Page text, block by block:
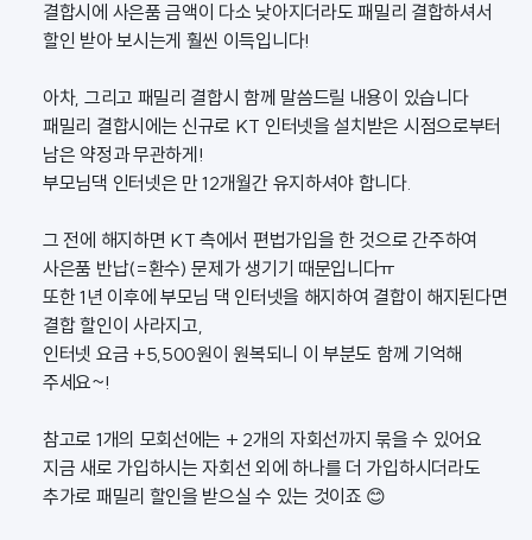
결합시에 사은품 금액이 다소 낮아지더라도 패밀리 결합하셔서
할인 받아 보시는게 훨씬 이득입니다!
아차, 그리고 패밀리 결합시 함께 말씀드릴 내용이 있습니다
패밀리 결합시에는 신규로 KT 인터넷을 설치받은 시점으로부터
남은 약정과 무관하게!
부모님댁 인터넷은 만 12개월간 유지하셔야 합니다.
그 전에 해지하면 KT 측에서 편법가입을 한 것으로 간주하여
사은품 반납(=환수) 문제가 생기기 때문입니다ㅠ
또한 1년 이후에 부모님 댁 인터넷을 해지하여 결합이 해지된다면
결합 할인이 사라지고,
인터넷 요금 +5,500원이 원복되니 이 부분도 함께 기억해
주세요~!
참고로 1개의 모회선에는 + 2개의 자회선까지 묶을 수 있어요
지금 새로 가입하시는 자회선 외에 하나를 더 가입하시더라도
추가로 패밀리 할인을 받으실 수 있는 것이죠 😊